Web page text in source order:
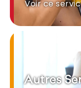
Voir ce
Autres